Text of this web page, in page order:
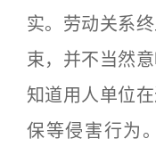
实。劳动关系
束，并不当然
知道用人单位
保等侵害行为